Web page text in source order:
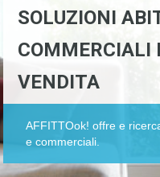
SOLUZIONI
COMMERCIALI
VENDITA
AFFITTOok! offre e
e commerciali.